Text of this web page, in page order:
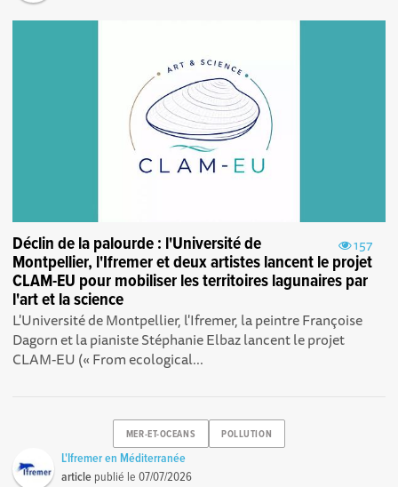
157
Déclin de la palourde : l'Université de
Montpellier, l'Ifremer et deux artistes lancent le projet
CLAM-EU pour mobiliser les territoires lagunaires par
l'art et la science
L'Université de Montpellier, l'Ifremer, la peintre Françoise
Dagorn et la pianiste Stéphanie Elbaz lancent le projet
CLAM-EU (« From ecological...
MER-ET-OCEANS POLLUTION
L'Ifremer en Méditerranée
article publié le07/07/2026